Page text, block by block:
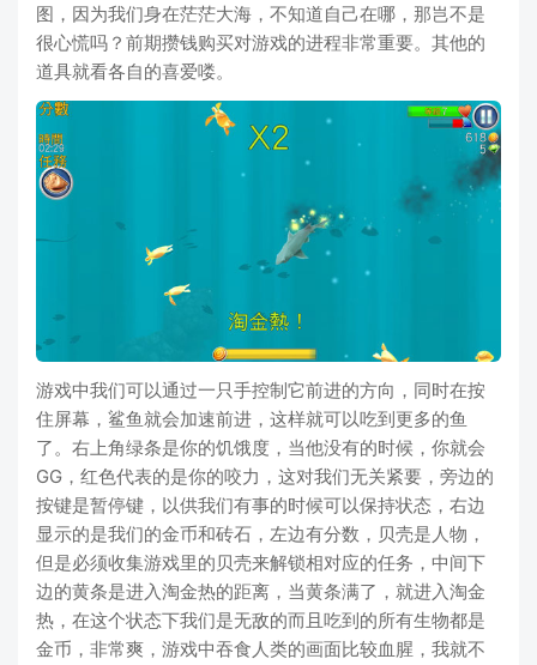
图，因为我们身在茫茫大海，不知道自己在哪，那岂不是
很心慌吗？前期攒钱购买对游戏的进程非常重要。其他的
道具就看各自的喜爱喽。
游戏中我们可以通过一只手控制它前进的方向，同时在按
住屏幕，鲨鱼就会加速前进，这样就可以吃到更多的鱼
了。右上角绿条是你的饥饿度，当他没有的时候，你就会
GG，红色代表的是你的咬力，这对我们无关紧要，旁边的
按键是暂停键，以供我们有事的时候可以保持状态，右边
显示的是我们的金币和砖石，左边有分数，贝壳是人物，
但是必须收集游戏里的贝壳来解锁相对应的任务，中间下
边的黄条是进入淘金热的距离，当黄条满了，就进入淘金
热，在这个状态下我们是无敌的而且吃到的所有生物都是
金币，非常爽，游戏中吞食人类的画面比较血腥，我就不